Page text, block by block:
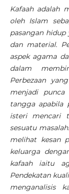
Kafaah adalah
oleh Islam
pasangan
dan material.
aspek agama
dalam
Perbezaan
menjadi
tangga apabila
isteri mencari
sesuatu
melihat kesan
keluarga
kafaah iaitu
Pendekatan
menganalisis